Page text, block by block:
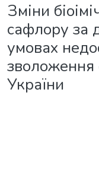
Зміни
сафлору за
умоваx
зволоження
України